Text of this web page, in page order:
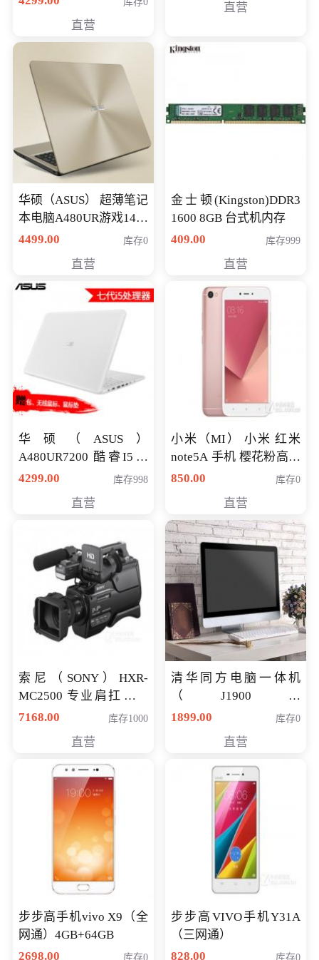
直营
直营
华硕（ASUS） 超薄笔记
本电脑A480UR游戏14英
寸学生上网轻薄便携手
4499.00 库存0
直营
金士顿(Kingston)DDR3
1600 8GB 台式机内存
409.00
库存999
直营
华硕（ASUS）
A480UR7200 酷睿I5超
薄学生办公游戏独显笔
NV930-2G独
4299.00 库存998
直营
小米（MI） 小米 红米
note5A 手机 樱花粉高配
版 全网通(3G+32G)
850.00 库存0
直营
索尼（SONY）HXR-
MC2500 专业肩扛式存
储卡全高清摄录一体机
清入门级摄像机
7168.00 库存1000
直营
清华同方电脑一体机
（J1900四
核/4G/120G0.8CM厚度
1899.00 库存0
直营
步步高手机vivo X9（全
网通）4GB+64GB
2698.00
库存0
步步高VIVO手机Y31A
（三网通）
828.00
库存0